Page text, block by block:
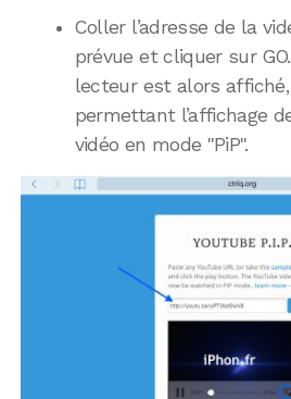
Coller l’adresse de la
prévue et cliquer sur
lecteur est alors affiché,
permettant l’affichage
vidéo en mode "PiP".